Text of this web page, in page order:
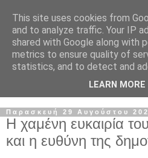
Παρασκευή 29 Αυγούστου
Η χαμένη ευκαιρία
και η ευθύνη της
This site uses cookies from
and to analyze traffic. Your IP
shared with Google along with
metrics to ensure quality of
statistics, and to detect and
LEARN MORE